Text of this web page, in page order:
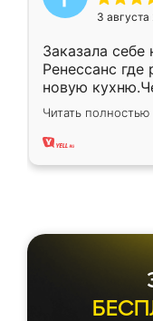
3 августа
Заказала
Ренессанс где
новую
вполне
два года,
Читать полностью